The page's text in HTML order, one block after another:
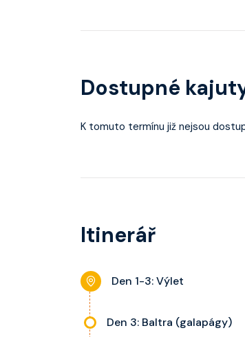
Dostupné
K tomuto termínu již nejsou
Itinerář
Den 1-3: Výlet
Den 3: Baltra (galapágy)